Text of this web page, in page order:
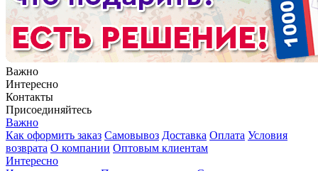
Важно
Интересно
Контакты
Присоединяйтесь
Важно
Как оформить заказ Самовывоз Доставка Оплата Условия
возврата О компании Оптовым клиентам
Интересно